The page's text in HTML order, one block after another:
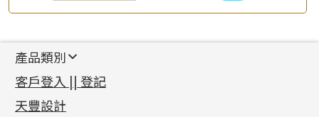
產品類別
新產品
足金系列
足金配件
機織鏈系列
客戶登入 || 登記
天豐設計